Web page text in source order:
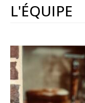
L'ÉQUIPE